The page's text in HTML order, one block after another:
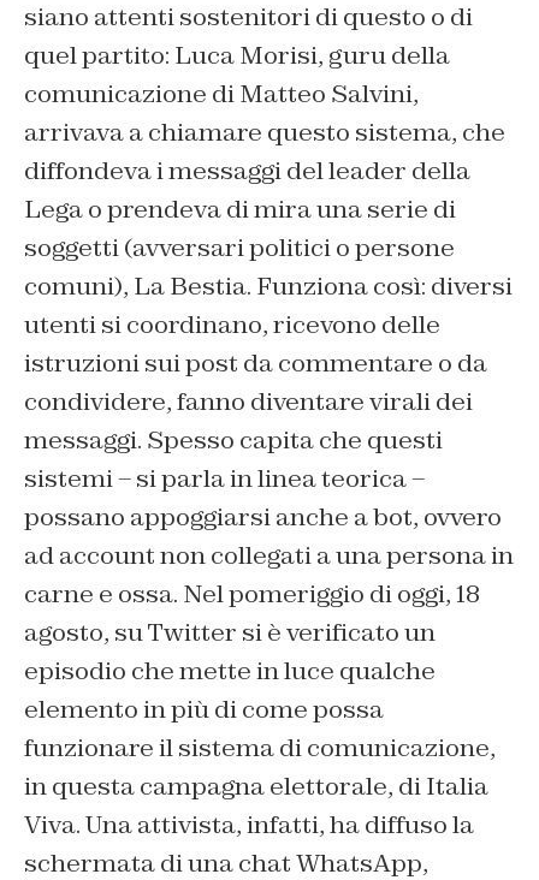
siano attenti sostenitori di questo o di
quel partito: Luca Morisi, guru della
comunicazione di Matteo Salvini,
arrivava a chiamare questo sistema, che
diffondeva i messaggi del leader della
Lega o prendeva di mira una serie di
soggetti (avversari politici o persone
comuni), La Bestia. Funziona così: diversi
utenti si coordinano, ricevono delle
istruzioni sui post da commentare o da
condividere, fanno diventare virali dei
messaggi. Spesso capita che questi
sistemi – si parla in linea teorica –
possano appoggiarsi anche a bot, ovvero
ad account non collegati a una persona in
carne e ossa. Nel pomeriggio di oggi, 18
agosto, su Twitter si è verificato un
episodio che mette in luce qualche
elemento in più di come possa
funzionare il sistema di comunicazione,
in questa campagna elettorale, di Italia
Viva. Una attivista, infatti, ha diffuso la
schermata di una chat WhatsApp,